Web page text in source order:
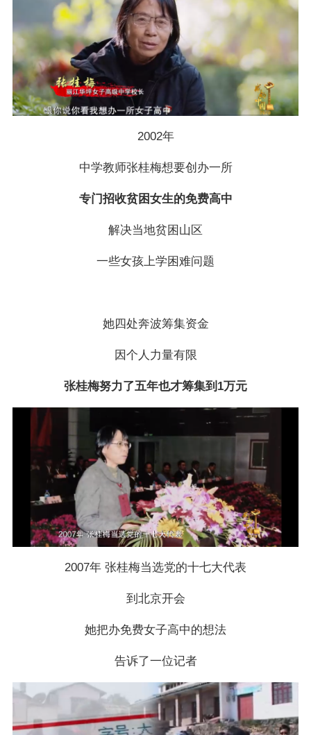
2002年
中学教师张桂梅想要创办一所
专门招收贫困女生的免费高中
解决当地贫困山区
一些女孩上学困难问题
她四处奔波筹集资金
因个人力量有限
张桂梅努力了五年也才筹集到1万元
2007年 张桂梅当选党的十七大代表
到北京开会
她把办免费女子高中的想法
告诉了一位记者